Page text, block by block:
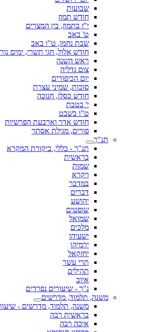
שבועות
חודש תמוז
י"ז בתמוז, בין המצרים
ט' באב
שבת נחמו, ט"ו באב
חודש אלול, חגי תשרי, ימים
ראש השנה
צום גדליה
יום הכיפורים
סוכות, שמיני עצרת
חודש כסלו, חנוכה
י' בטבת
ט"ו בשבט
חודש אדר וארבעת הפרשיות
פורים, מגילת אסתר
תנ"ך
תנ"ך - כללי, ביקורת המקרא
בראשית
שמות
ויקרא
במדבר
דברים
יהושע
שופטים
שמואל
מלכים
ישעיהו
ירמיהו
יחזקאל
תרי עשר
תהילים
איוב
נ"ך - שיעורים נפרדים
משנה, תלמוד, מדרשים
משנה, תלמוד, מדרשים -
בראשית רבה
איכה רבה